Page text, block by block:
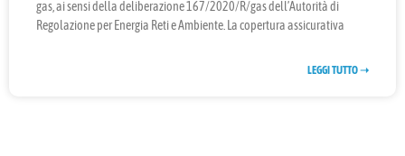
gas, ai sensi della deliberazione 167/2020/R/gas dell’Autorità di
Regolazione per Energia Reti e Ambiente. La copertura assicurativa
LEGGI TUTTO ➝